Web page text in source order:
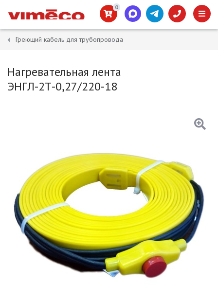
0
Греющий кабель для трубопровода
Нагревательная лента
ЭНГЛ-2Т-0,27/220-18